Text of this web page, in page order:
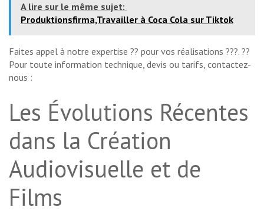
A lire sur le même sujet:
Produktionsfirma,Travailler à Coca Cola sur Tiktok
Faites appel à notre expertise ?? pour vos réalisations ???. ??
Pour toute information technique, devis ou tarifs, contactez-
nous :
Les Évolutions Récentes
dans la Création
Audiovisuelle et de
Films